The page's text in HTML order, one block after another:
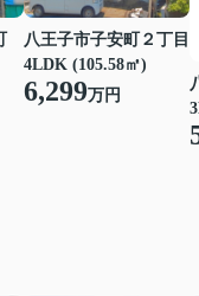
八王子市子安町２丁目
4LDK (105.58㎡)
6,299万円